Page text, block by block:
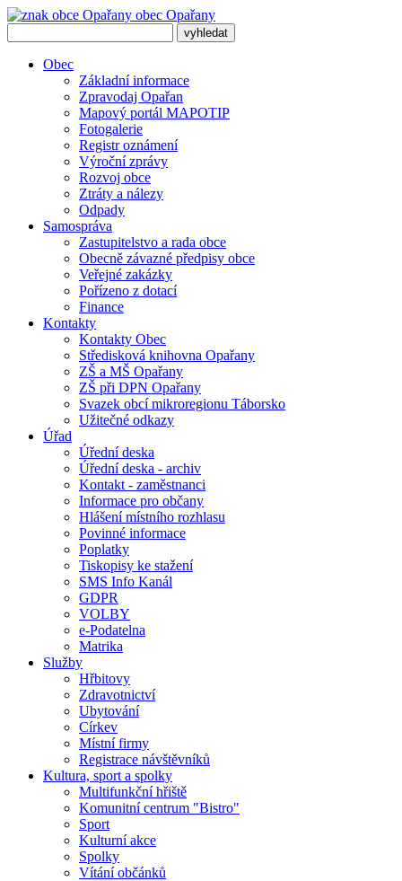
obec Opařany
Obec
Základní informace
Zpravodaj Opařan
Mapový portál MAPOTIP
Fotogalerie
Registr oznámení
Výroční zprávy
Rozvoj obce
Ztráty a nálezy
Odpady
Samospráva
Zastupitelstvo a rada obce
Obecně závazné předpisy obce
Veřejné zakázky
Pořízeno z dotací
Finance
Kontakty
Kontakty Obec
Středisková knihovna Opařany
ZŠ a MŠ Opařany
ZŠ při DPN Opařany
Svazek obcí mikroregionu Táborsko
Užitečné odkazy
Úřad
Úřední deska
Úřední deska - archiv
Kontakt - zaměstnanci
Informace pro občany
Hlášení místního rozhlasu
Povinné informace
Poplatky
Tiskopisy ke stažení
SMS Info Kanál
GDPR
VOLBY
e-Podatelna
Matrika
Služby
Hřbitovy
Zdravotnictví
Ubytování
Církev
Místní firmy
Registrace návštěvníků
Kultura, sport a spolky
Multifunkční hřiště
Komunitní centrum "Bistro"
Sport
Kulturní akce
Spolky
Vítání občánků